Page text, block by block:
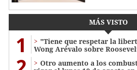
MÁS VISTO
1
"Tiene que respetar la
Wong Arévalo sobre
Otro aumento a los